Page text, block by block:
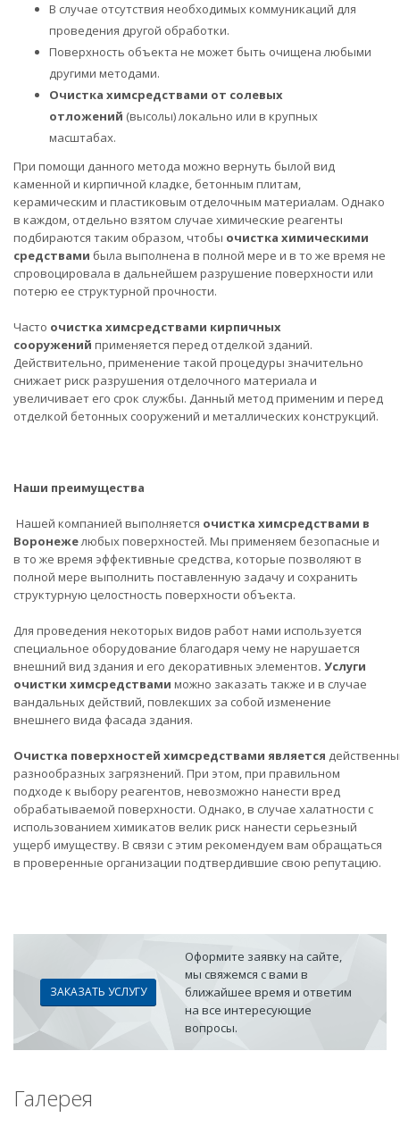
В случае отсутствия необходимых коммуникаций для
проведения другой обработки.
Поверхность объекта не может быть очищена любыми
другими методами.
Очистка химсредствами от солевых
отложений (высолы) локально или в крупных
масштабах.
При помощи данного метода можно вернуть былой вид
каменной и кирпичной кладке, бетонным плитам,
керамическим и пластиковым отделочным материалам. Однако
в каждом, отдельно взятом случае химические реагенты
подбираются таким образом, чтобы очистка химическими
средствами была выполнена в полной мере и в то же время не
спровоцировала в дальнейшем разрушение поверхности или
потерю ее структурной прочности.
Часто очистка химсредствами кирпичных
сооружений применяется перед отделкой зданий.
Действительно, применение такой процедуры значительно
снижает риск разрушения отделочного материала и
увеличивает его срок службы. Данный метод применим и перед
отделкой бетонных сооружений и металлических конструкций.
Наши преимущества
Нашей компанией выполняется очистка химсредствами в
Воронежелюбых поверхностей. Мы применяем безопасные и
в то же время эффективные средства, которые позволяют в
полной мере выполнить поставленную задачу и сохранить
структурную целостность поверхности объекта.
Для проведения некоторых видов работ нами используется
специальное оборудование благодаря чему не нарушается
внешний вид здания и его декоративных элементов. Услуги
очистки химсредствами можно заказать также и в случае
вандальных действий, повлекших за собой изменение
внешнего вида фасада здания.
Очистка поверхностей химсредствами является
разнообразных загрязнений. При этом, при правильном
подходе к выбору реагентов, невозможно нанести вред
обрабатываемой поверхности. Однако, в случае халатности с
использованием химикатов велик риск нанести серьезный
ущерб имуществу. В связи с этим рекомендуем вам обращаться
в проверенные организации подтвердившие свою репутацию.
ЗАКАЗАТЬ УСЛУГУ
Оформите заявку на сайте,
мы свяжемся с вами в
ближайшее время и ответим
на все интересующие
вопросы.
Галерея